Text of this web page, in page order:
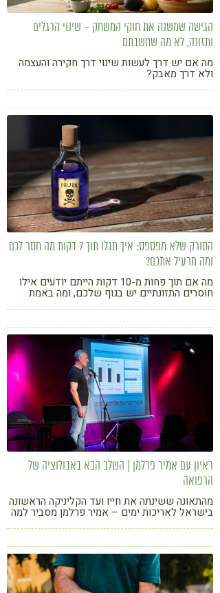
הגישה שמשנה את חוקי המשחק – שינוי הרגלים
ותזונה, לא מה שחשבתם
מה אם יש דרך לעשות שינוי דרך חקירה והעצמה
ולא דרך מאבק?
הסורק שלא מפספס: איך תגלו תוך 7 דקות מה חסר לכם
ומה מרעיל אתכם?
מה אם תוך פחות מ-10 דקות הייתם יודעים אילו
חוסרים התזונתיים יש בגוף שלכם, ומה באמת
ראיון עם אמיר פרלמן | השלב הבא באבולוציה של
הרפואה
מהתאונה ששינתה את חייו ועד הקליניקה הראשונה
בישראל לאריכות ימים – אמיר פרלמן מסביר למה